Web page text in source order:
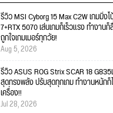
รีวิว MSI Cyborg 15 Max C2W เกมมิ่
7+RTX 5070 เล่นเกมก็เร็วแรง ทำงาน
ถูกใจเกมเมอร์ทุกวัย!
Aug 5, 2026
รีวิว ASUS ROG Strix SCAR 18
สุดทรงพลัง ปรับสุดทุกเกม ทำงานหนักก็
เครื่อง!!
Jul 28, 2026